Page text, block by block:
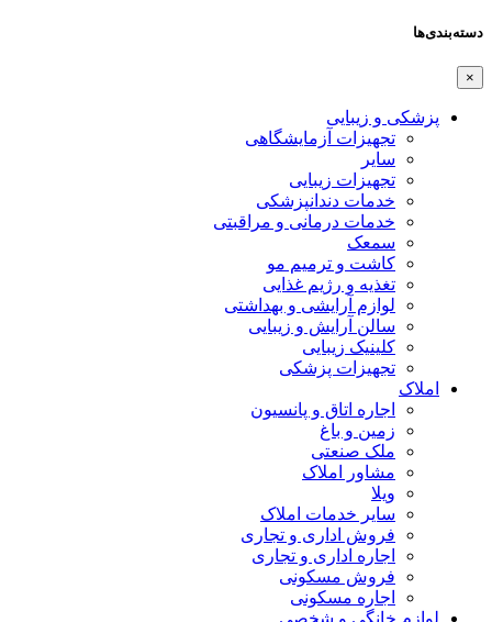
دسته‌بندی‌ها
×
پزشکی و زیبایی
تجهیزات آزمایشگاهی
سایر
تجهیزات زیبایی
خدمات دندانپزشکی
خدمات درمانی و مراقبتی
سمعک
کاشت و ترمیم مو
تغذیه و رژیم غذایی
لوازم آرایشی و بهداشتی
سالن آرایش و زیبایی
کلینیک زیبایی
تجهیزات پزشکی
املاک
اجاره اتاق و پانسیون
زمین و باغ
ملک صنعتی
مشاور املاک
ویلا
سایر خدمات املاک
فروش اداری و تجاری
اجاره اداری و تجاری
فروش مسکونی
اجاره مسکونی